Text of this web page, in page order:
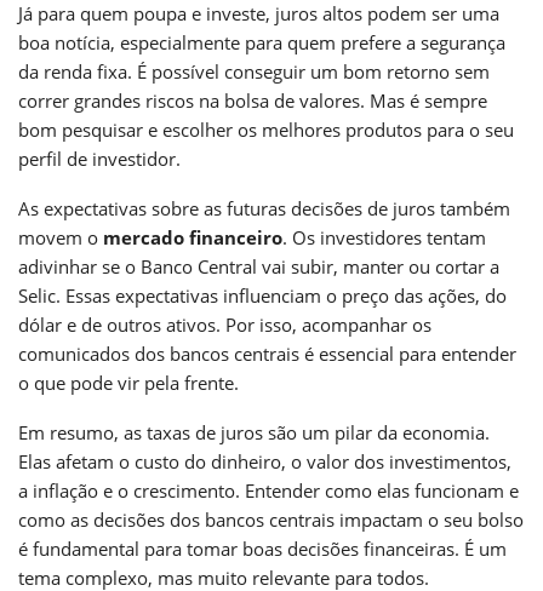
Já para quem poupa e investe, juros altos podem ser uma
boa notícia, especialmente para quem prefere a segurança
da renda fixa. É possível conseguir um bom retorno sem
correr grandes riscos na bolsa de valores. Mas é sempre
bom pesquisar e escolher os melhores produtos para o seu
perfil de investidor.
As expectativas sobre as futuras decisões de juros também
movem o mercado financeiro. Os investidores tentam
adivinhar se o Banco Central vai subir, manter ou cortar a
Selic. Essas expectativas influenciam o preço das ações, do
dólar e de outros ativos. Por isso, acompanhar os
comunicados dos bancos centrais é essencial para entender
o que pode vir pela frente.
Em resumo, as taxas de juros são um pilar da economia.
Elas afetam o custo do dinheiro, o valor dos investimentos,
a inflação e o crescimento. Entender como elas funcionam e
como as decisões dos bancos centrais impactam o seu bolso
é fundamental para tomar boas decisões financeiras. É um
tema complexo, mas muito relevante para todos.